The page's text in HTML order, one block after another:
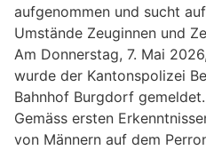
aufgenommen und sucht
Umstände Zeuginnen und
Am Donnerstag, 7. Mai
wurde der Kantonspolizei
Bahnhof Burgdorf gemeldet.
Gemäss ersten
von Männern auf dem